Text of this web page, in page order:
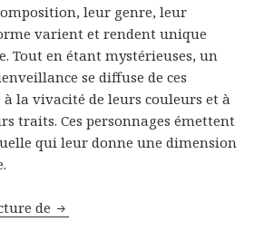
leur genre, leur
varient et rendent unique
Tout en étant mystérieuses, un
se diffuse de ces
à la vivacité de leurs couleurs et à
traits. Ces personnages émettent
qui leur donne une dimension
de Izumi Kato: rencontre et